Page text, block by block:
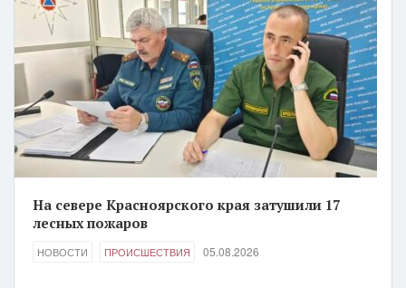
На севере Красноярского края затушили 17
лесных пожаров
НОВОСТИ ПРОИСШЕСТВИЯ 05.08.2026